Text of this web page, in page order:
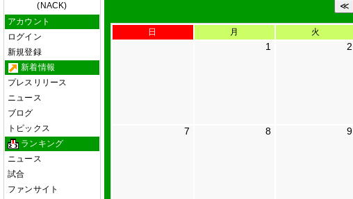
(NACK)
アカウント
ログイン
新規登録
新着情報
プレスリリース
ニュース
ブログ
トピックス
ランキング
ニュース
試合
ファンサイト
日 月 火
1 2
7 8 9